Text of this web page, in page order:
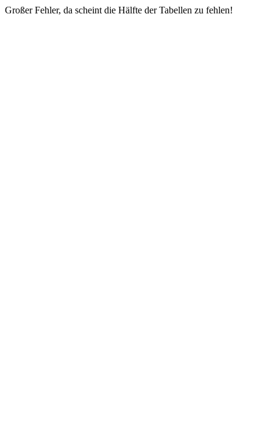
Großer Fehler, da scheint die Hälfte der Tabellen zu fehlen!